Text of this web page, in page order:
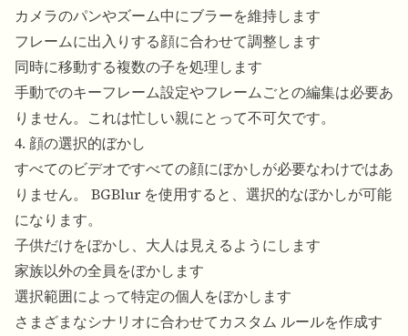
カメラのパンやズーム中にブラーを維持します
フレームに出入りする顔に合わせて調整します
同時に移動する複数の子を処理します
手動でのキーフレーム設定やフレームごとの編集は必要あ
りません。これは忙しい親にとって不可欠です。
4. 顔の選択的ぼかし
すべてのビデオですべての顔にぼかしが必要なわけではあ
りません。 BGBlur を使用すると、選択的なぼかしが可能
になります。
子供だけをぼかし、大人は見えるようにします
家族以外の全員をぼかします
選択範囲によって特定の個人をぼかします
さまざまなシナリオに合わせてカスタム ルールを作成す